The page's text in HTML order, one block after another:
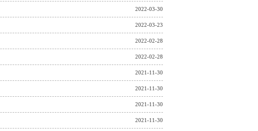
2022-03-30
2022-03-23
2022-02-28
2022-02-28
2021-11-30
2021-11-30
2021-11-30
2021-11-30